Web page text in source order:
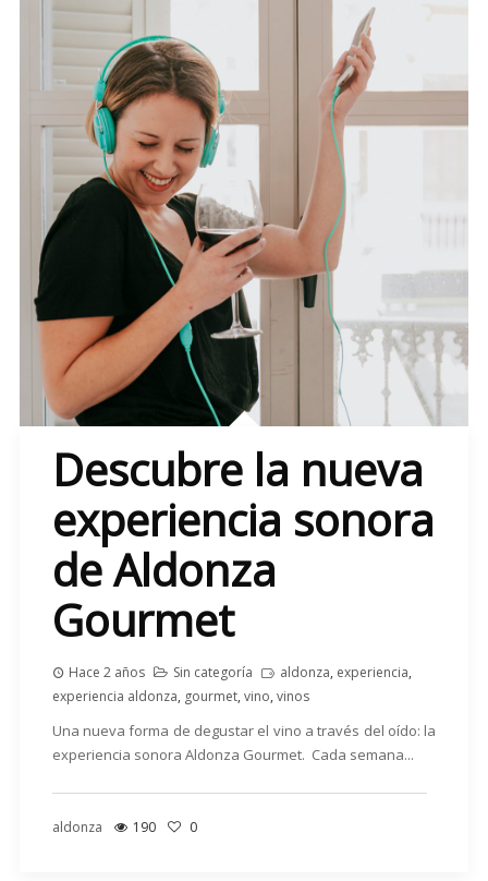
Descubre la nueva
experiencia sonora
de Aldonza
Gourmet
Hace 2 años Sin categoría aldonza, experiencia,
experiencia aldonza, gourmet, vino, vinos
Una nueva forma de degustar el vino a través del oído: la
experiencia sonora Aldonza Gourmet. Cada semana...
aldonza 190 0